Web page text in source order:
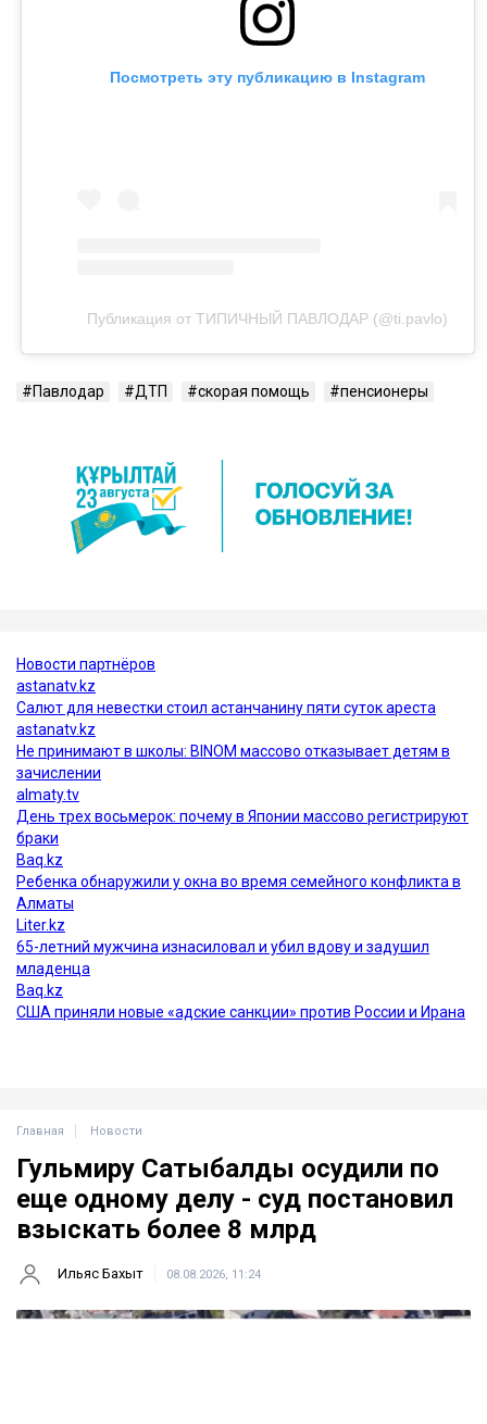
Посмотреть эту публикацию в Instagram
Публикация от ТИПИЧНЫЙ ПАВЛОДАР (@ti.pavlo)
Павлодар ДТП скорая помощь пенсионеры